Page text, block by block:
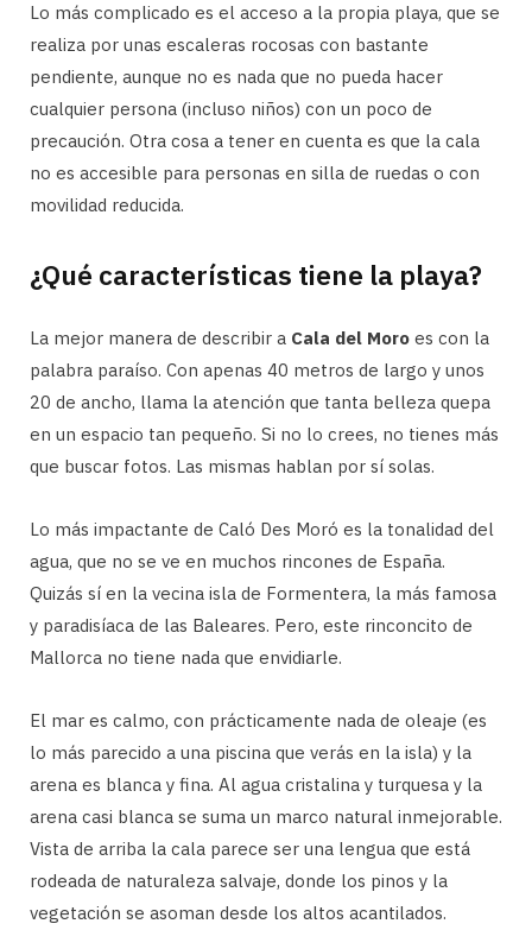
Lo más complicado es el acceso a la propia playa, que se
realiza por unas escaleras rocosas con bastante
pendiente, aunque no es nada que no pueda hacer
cualquier persona (incluso niños) con un poco de
precaución. Otra cosa a tener en cuenta es que la cala
no es accesible para personas en silla de ruedas o con
movilidad reducida.
¿Qué características tiene la playa?
La mejor manera de describir a Cala del Moro es con la
palabra paraíso. Con apenas 40 metros de largo y unos
20 de ancho, llama la atención que tanta belleza quepa
en un espacio tan pequeño. Si no lo crees, no tienes más
que buscar fotos. Las mismas hablan por sí solas.
Lo más impactante de Caló Des Moró es la tonalidad del
agua, que no se ve en muchos rincones de España.
Quizás sí en la vecina isla de Formentera, la más famosa
y paradisíaca de las Baleares. Pero, este rinconcito de
Mallorca no tiene nada que envidiarle.
El mar es calmo, con prácticamente nada de oleaje (es
lo más parecido a una piscina que verás en la isla) y la
arena es blanca y fina. Al agua cristalina y turquesa y la
arena casi blanca se suma un marco natural inmejorable.
Vista de arriba la cala parece ser una lengua que está
rodeada de naturaleza salvaje, donde los pinos y la
vegetación se asoman desde los altos acantilados.